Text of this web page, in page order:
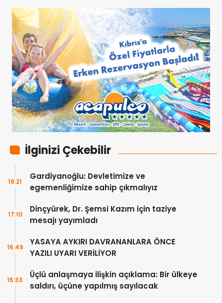
İlginizi Çekebilir
Gardiyanoğlu: Devletimize ve
egemenliğimize sahip çıkmalıyız
19:21
Dinçyürek, Dr. Şemsi Kazım için taziye
mesajı yayımladı
17:10
YASAYA AYKIRI DAVRANANLARA ÖNCE
YAZILI UYARI VERİLİYOR
16:49
Üçlü anlaşmaya ilişkin açıklama: Bir ülkeye
saldırı, üçüne yapılmış sayılacak
15:33